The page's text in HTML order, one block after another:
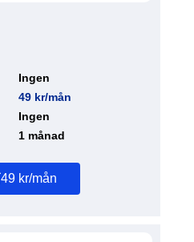
Ingen
49 kr/mån
Ingen
1 månad
49 kr/mån